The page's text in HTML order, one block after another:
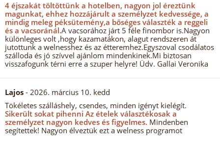
4 éjszakát töltöttünk a hotelben, nagyon jol éreztünk
magunkat, ehhez hozzájárult a személyzet kedvessége, a
mindig meleg péksütemény,a bőséges választék a reggeli
és a vacsoránál.A vacsorához járt 5 féle finombor is.Nagyon
különleges volt ,hogy kazamatákon, alagut rendszeren át
jutottunk a welnesshez és az étteremhez.Egyszoval csodálatos
szálloda és jó szívvel ajánlom mindenkinek.Mi biztosan
visszafogunk térni erre a szuper helyre! Üdv. Gallai Veronika
Lajos - 2026. március 10. kedd
Tökéletes szálláshely, csendes, minden igényt kielégít.
Sikerült sokat pihenni Az ételek választékosak a
személyzet nagyon kedves és figyelmes. Mindenben
segítettek! Nagyon élveztük ezt a welness programot